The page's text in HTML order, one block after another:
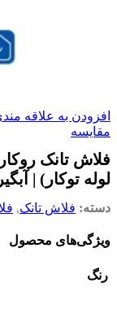
افزودن به علاقه
مقایسه
فلاش تانک
لوله توکار) |
دسته: فلاش تانک,
ویژگی‌های محصول
رنگ